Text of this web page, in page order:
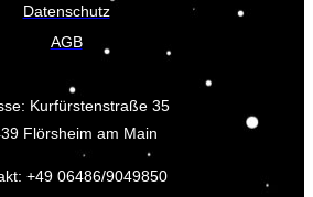
Datenschutz
AGB
Kurfürstenstraße 35
Flörsheim am Main
+49 06486/9049850